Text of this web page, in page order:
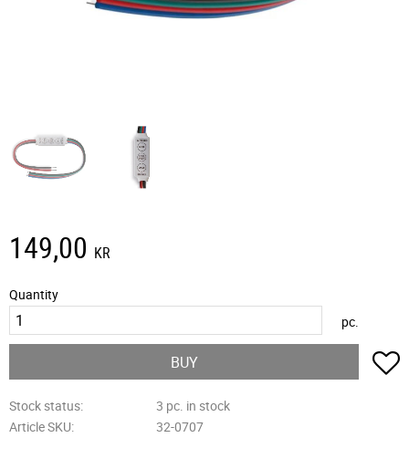
149,00 KR
Quantity
pc.
BUY
Stock status
3 pc. in stock
Article SKU
32-0707